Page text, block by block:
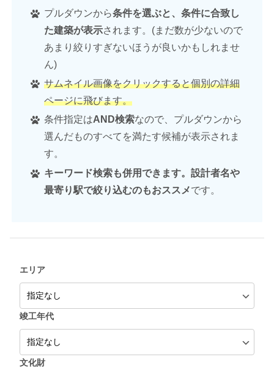
プルダウンから条件を選ぶと、条件に合致し
た建築が表示されます。(まだ数が少ないので
あまり絞りすぎないほうが良いかもしれませ
ん)
サムネイル画像をクリックすると個別の詳細
ページに飛びます。
条件指定はAND検索なので、プルダウンから
選んだものすべてを満たす候補が表示されま
す。
キーワード検索も併用できます。設計者名や
最寄り駅で絞り込むのもおススメです。
エリア
竣工年代
文化財